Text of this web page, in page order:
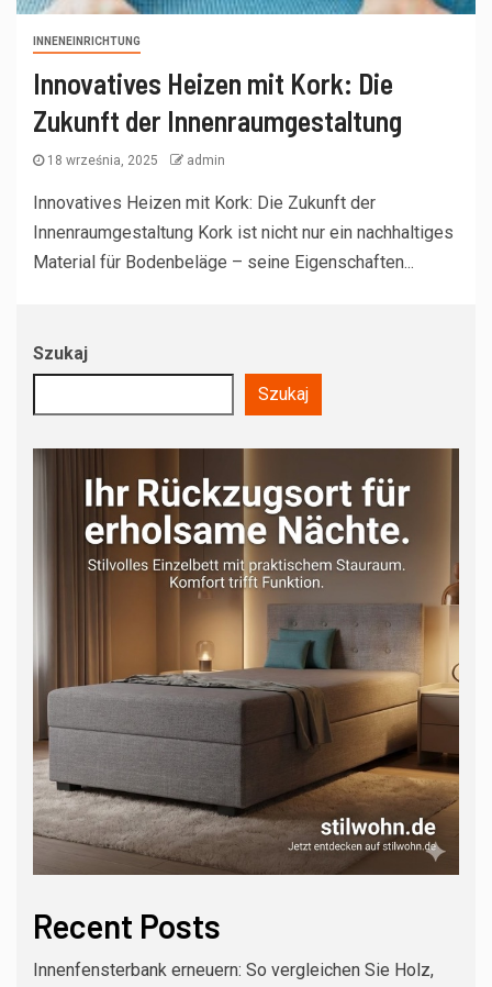
INNENEINRICHTUNG
Innovatives Heizen mit Kork: Die
Zukunft der Innenraumgestaltung
18 września, 2025 admin
Innovatives Heizen mit Kork: Die Zukunft der
Innenraumgestaltung Kork ist nicht nur ein nachhaltiges
Material für Bodenbeläge – seine Eigenschaften...
Szukaj
Szukaj
Recent Posts
Innenfensterbank erneuern: So vergleichen Sie Holz,